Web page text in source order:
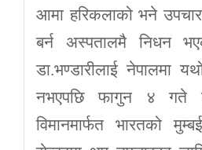
आमा हरिकलाको भने
बर्न अस्पतालमै निधन
डा.भण्डारीलाई नेपालमा
नभएपछि फागुन ४ गते
विमानमार्फत भारतको